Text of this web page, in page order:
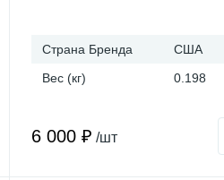
Страна Бренда
США
Вес (кг)
0.198
6 000 ₽ /шт